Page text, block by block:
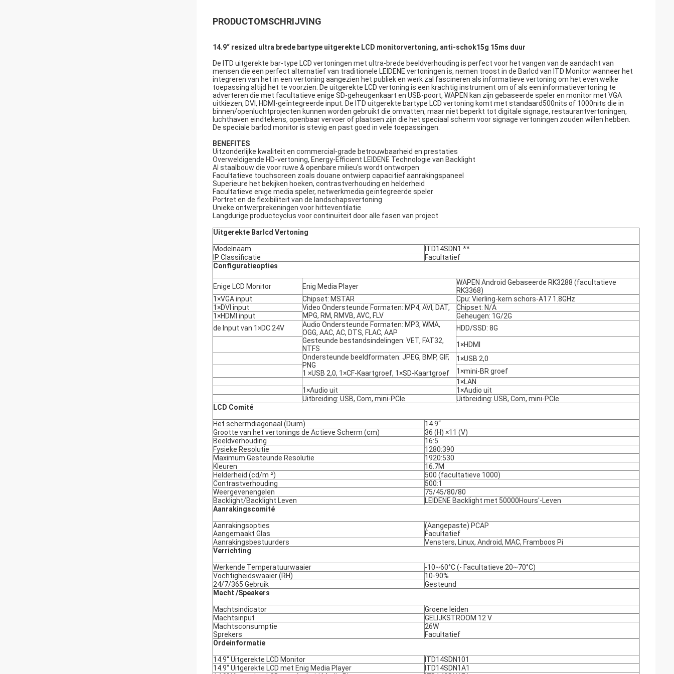
PRODUCTOMSCHRIJVING
14.9“ resized ultra brede bartype uitgerekte LCD monitorvertoning, anti-schok15g 15ms duur
De ITD uitgerekte bar-type LCD vertoningen met ultra-brede beeldverhouding is perfect voor het vangen van de aandacht van
mensen die een perfect alternatief van traditionele LEIDENE vertoningen is, nemen troost in de Barlcd van ITD Monitor wanneer het
integreren van het in een vertoning aangezien het publiek en werk zal fascineren als informatieve vertoning om het even welke
toepassing altijd het te voorzien. De uitgerekte LCD vertoning is een krachtig instrument om of als een informatievertoning te
adverteren die met facultatieve enige SD-geheugenkaart en USB-poort, WAPEN kan zijn gebaseerde speler en monitor met VGA
uitkiezen, DVI, HDMI-geïntegreerde input. De ITD uitgerekte bartype LCD vertoning komt met standaard500nits of 1000nits die in
binnen/openluchtprojecten kunnen worden gebruikt die omvatten, maar niet beperkt tot digitale signage, restaurantvertoningen,
luchthaven eindtekens, openbaar vervoer of plaatsen zijn die het speciaal scherm voor signage vertoningen zouden willen hebben.
De speciale barlcd monitor is stevig en past goed in vele toepassingen.
BENEFITES
Uitzonderlijke kwaliteit en commercial-grade betrouwbaarheid en prestaties
Overweldigende HD-vertoning, Energy-Efficient LEIDENE Technologie van Backlight
Al staalbouw die voor ruwe & openbare milieu's wordt ontworpen
Facultatieve touchscreen zoals douane ontwierp capacitief aanrakingspaneel
Superieure het bekijken hoeken, contrastverhouding en helderheid
Facultatieve enige media speler, netwerkmedia geïntegreerde speler
Portret en de flexibiliteit van de landschapsvertoning
Unieke ontwerprekeningen voor hitteventilatie
Langdurige productcyclus voor continuïteit door alle fasen van project
Uitgerekte Barlcd Vertoning
Modelnaam
ITD14SDN1 **
IP Classificatie
Facultatief
Configuratieopties
Enige LCD Monitor Enig Media Player
WAPEN Android Gebaseerde RK3288 (facultatieve
RK3368)
1×VGA input
Chipset: MSTAR
Cpu: Vierling-kern schors-A17 1.8GHz
1×DVI input
Video Ondersteunde Formaten: MP4, AVI, DAT,
MPG, RM, RMVB, AVC, FLV
Chipset: N/A
1×HDMI input
Geheugen: 1G/2G
de Input van 1×DC 24V
Audio Ondersteunde Formaten: MP3, WMA,
OGG, AAC, AC, DTS, FLAC, AAP
Gesteunde bestandsindelingen: VET, FAT32,
NTFS
HDD/SSD: 8G
1×HDMI
Ondersteunde beeldformaten: JPEG, BMP, GIF,
PNG
1 ×USB 2,0, 1×CF-Kaartgroef, 1×SD-Kaartgroef
1×USB 2,0
1×mini-BR groef
1×LAN
1×Audio uit
1×Audio uit
Uitbreiding: USB, Com, mini-PCIe
Uitbreiding: USB, Com, mini-PCIe
LCD Comité
Het schermdiagonaal (Duim)
14.9“
Grootte van het vertonings de Actieve Scherm (cm)
36 (H) ×11 (V)
Beeldverhouding
16:5
Fysieke Resolutie
1280:390
Maximum Gesteunde Resolutie
1920:530
Kleuren
16.7M
Helderheid (cd/m ²)
500 (facultatieve 1000)
Contrastverhouding
500:1
Weergevenengelen
75/45/80/80
Backlight/Backlight Leven
LEIDENE Backlight met 50000Hours'-Leven
Aanrakingscomité
Aanrakingsopties
Aangemaakt Glas
(Aangepaste) PCAP
Facultatief
Aanrakingsbestuurders
Vensters, Linux, Android, MAC, Framboos Pi
Verrichting
Werkende Temperatuurwaaier
-10~60°C (- Facultatieve 20~70°C)
Vochtigheidswaaier (RH)
10-90%
24/7/365 Gebruik
Gesteund
Macht /Speakers
Machtsindicator
Groene leiden
Machtsinput
GELIJKSTROOM 12 V
Machtsconsumptie
Sprekers
26W
Facultatief
Ordeinformatie
14.9“ Uitgerekte LCD Monitor
ITD14SDN101
14.9“ Uitgerekte LCD met Enig Media Player
ITD14SDN1A1